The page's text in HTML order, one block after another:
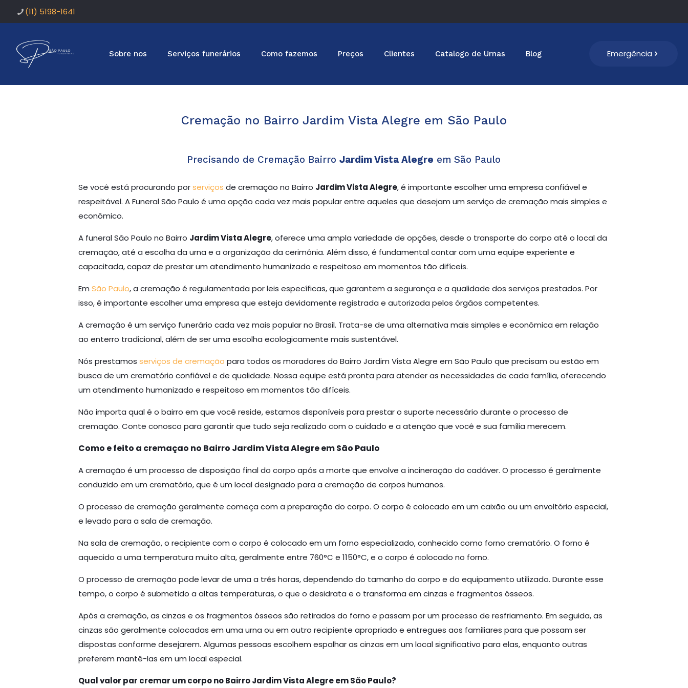
(11) 5198-1641
Sobre nos Serviços funerários Como fazemos Preços Clientes Catalogo de Urnas Blog Emergência
Cremação no Bairro Jardim Vista Alegre em São Paulo
Precisando de Cremação BairroJardim Vista Alegre em São Paulo
Se você está procurando porserviços de cremação no Bairro Jardim Vista Alegre, é importante escolher uma empresa confiável e
respeitável. A Funeral São Paulo é uma opção cada vez mais popular entre aqueles que desejam um serviço de cremação mais simples e
econômico.
A funeral São Paulo no Bairro Jardim Vista Alegre, oferece uma ampla variedade de opções, desde o transporte do corpo até o local da
cremação, até a escolha da urna e a organização da cerimônia. Além disso, é fundamental contar com uma equipe experiente e
capacitada, capaz de prestar um atendimento humanizado e respeitoso em momentos tão difíceis.
Em São Paulo, a cremação é regulamentada por leis específicas, que garantem a segurança e a qualidade dos serviços prestados. Por
isso, é importante escolher uma empresa que esteja devidamente registrada e autorizada pelos órgãos competentes.
A cremação é um serviço funerário cada vez mais popular no Brasil. Trata-se de uma alternativa mais simples e econômica em relação
ao enterro tradicional, além de ser uma escolha ecologicamente mais sustentável.
Nós prestamos serviços de cremação para todos os moradores do Bairro Jardim Vista Alegre em São Paulo que precisam ou estão em
busca de um crematório confiável e de qualidade. Nossa equipe está pronta para atender as necessidades de cada família, oferecendo
um atendimento humanizado e respeitoso em momentos tão difíceis.
Não importa qual é o bairro em que você reside, estamos disponíveis para prestar o suporte necessário durante o processo de
cremação. Conte conosco para garantir que tudo seja realizado com o cuidado e a atenção que você e sua família merecem.
Como e feito a cremaçao no Bairro Jardim Vista Alegre em São Paulo
A cremação é um processo de disposição final do corpo após a morte que envolve a incineração do cadáver. O processo é geralmente
conduzido em um crematório, que é um local designado para a cremação de corpos humanos.
O processo de cremação geralmente começa com a preparação do corpo. O corpo é colocado em um caixão ou um envoltório especial,
e levado para a sala de cremação.
Na sala de cremação, o recipiente com o corpo é colocado em um forno especializado, conhecido como forno crematório. O forno é
aquecido a uma temperatura muito alta, geralmente entre 760°C e 1150°C, e o corpo é colocado no forno.
O processo de cremação pode levar de uma a três horas, dependendo do tamanho do corpo e do equipamento utilizado. Durante esse
tempo, o corpo é submetido a altas temperaturas, o que o desidrata e o transforma em cinzas e fragmentos ósseos.
Após a cremação, as cinzas e os fragmentos ósseos são retirados do forno e passam por um processo de resfriamento. Em seguida, as
cinzas são geralmente colocadas em uma urna ou em outro recipiente apropriado e entregues aos familiares para que possam ser
dispostas conforme desejarem. Algumas pessoas escolhem espalhar as cinzas em um local significativo para elas, enquanto outras
preferem mantê-las em um local especial.
Qual valor par cremar um corpo no Bairro Jardim Vista Alegre em São Paulo?